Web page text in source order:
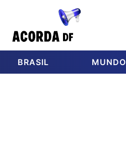
BRASIL MUNDO